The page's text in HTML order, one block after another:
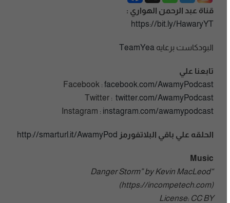
قناة عبد الرحمن الهواري :
https://bit.ly/HawaryYT
البودكاست برعايهTeamYea
تابعنا علي
Facebook :facebook.com/AwamyPodcast
Twitter :twitter.com/AwamyPodcast
Instagram :instagram.com/awamypodcast
الحلقه علي باقي البلاتفورمز http://smarturl.it/AwamyPod
Music
“Danger Storm” by Kevin MacLeod
(https://incompetech.com)
License: CC BY